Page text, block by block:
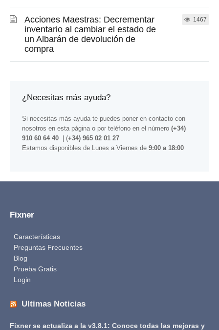
Acciones Maestras: Decrementar
inventario al cambiar el estado de
un Albarán de devolución de
compra
1467
¿Necesitas más ayuda?
Si necesitas más ayuda te puedes poner en contacto con
nosotros en esta páginao por teléfono en el número (+34)
910 60 64 40
| (+34) 965 02 01 27
Estamos disponibles de Lunes a Viernes de 9:00 a 18:00
Fixner
Características
Preguntas Frecuentes
Blog
Prueba Gratis
Login
Ultimas Noticias
Fixner se actualiza a la v3.8.1: Conoce todas las mejoras y